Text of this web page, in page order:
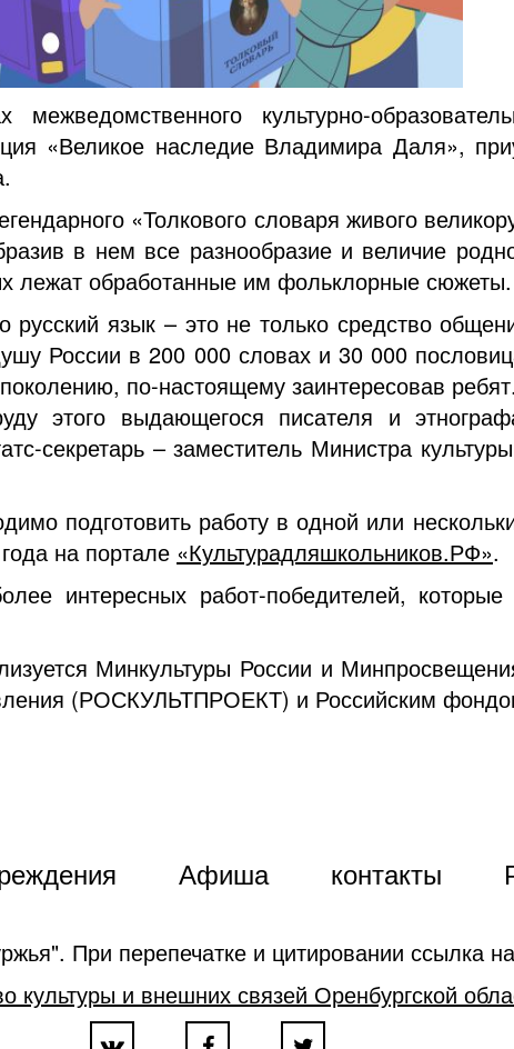
культурно-
«Великое наследие Владимира Даля»,
«Толкового словаря живого
в нем все разнообразие и величие
лежат обработанные им фольклорные сюжеты.
язык – это не только средство
России в 200 000 словах и 30 000
по-настоящему заинтересовав
этого выдающегося писателя и
секретарь – заместитель Министра
подготовить работу в одной или
на портале «Культурадляшкольников.РФ».
интересных работ-победителей,
Минкультуры России и
(РОСКУЛЬТПРОЕКТ) и Российским
Афиша контакты
При перепечатке и цитировании ссылка
культуры и внешних связей Оренбургской